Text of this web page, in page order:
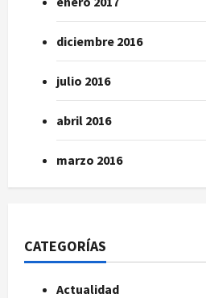
diciembre 2016
julio 2016
abril 2016
marzo 2016
CATEGORÍAS
Actualidad